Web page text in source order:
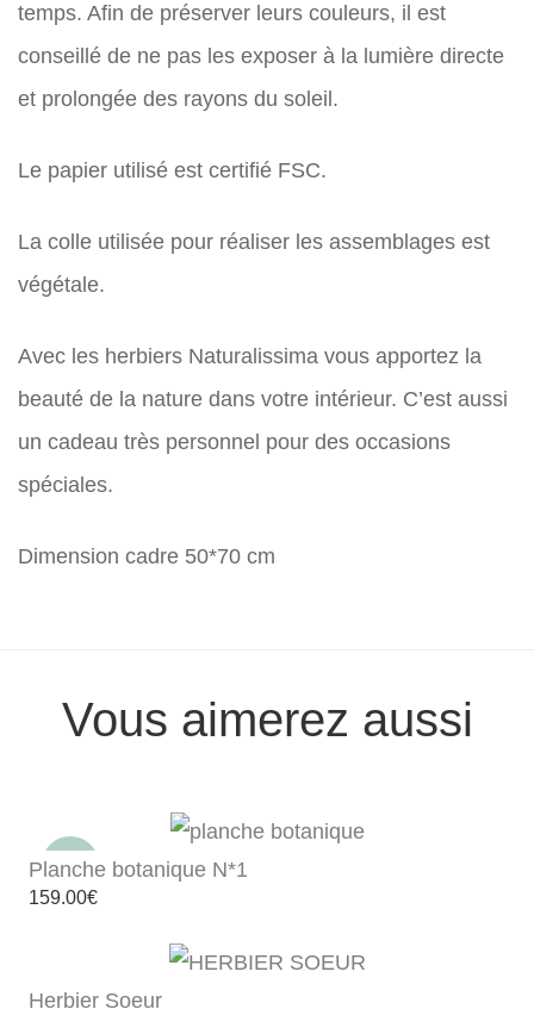
temps. Afin de préserver leurs couleurs, il est
conseillé de ne pas les exposer à la lumière directe
et prolongée des rayons du soleil.
Le papier utilisé est certifié FSC.
La colle utilisée pour réaliser les assemblages est
végétale.
Avec les herbiers Naturalissima vous apportez la
beauté de la nature dans votre intérieur. C’est aussi
un cadeau très personnel pour des occasions
spéciales.
Dimension cadre 50*70 cm
Vous aimerez aussi
Planche botanique N*1
159.00€
Herbier Soeur